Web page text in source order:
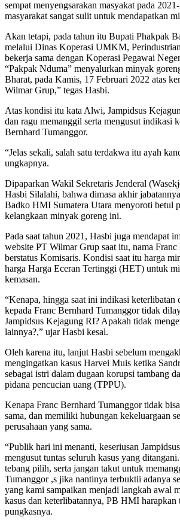
sempat menyengsarakan masyakat pada
masyarakat sangat sulit untuk mendapatkan
Akan tetapi, pada tahun itu Bupati Phakpak
melalui Dinas Koperasi UMKM,
bekerja sama dengan Koperasi Pegawai
“Pakpak Nduma” menyalurkan minyak
Bharat, pada Kamis, 17 Februari 2022 atas
Wilmar Grup,” tegas Hasbi.
Atas kondisi itu kata Alwi, Jampidsus
dan ragu memanggil serta mengusut indikasi
Bernhard Tumanggor.
“Jelas sekali, salah satu terdakwa itu ayah
ungkapnya.
Dipaparkan Wakil Sekretaris Jenderal
Hasbi Silalahi, bahwa dimasa akhir
Badko HMI Sumatera Utara menyoroti betul
kelangkaan minyak goreng ini.
Pada saat tahun 2021, Hasbi juga mendapat
website PT Wilmar Grup saat itu, nama
berstatus Komisaris. Kondisi saat itu harga
harga Harga Eceran Tertinggi (HET) untuk
kemasan.
“Kenapa, hingga saat ini indikasi keterlibatan
kepada Franc Bernhard Tumanggor tidak
Jampidsus Kejagung RI? Apakah tidak
lainnya?,” ujar Hasbi kesal.
Oleh karena itu, lanjut Hasbi sebelum
mengingatkan kasus Harvei Muis ketika
sebagai istri dalam dugaan korupsi tambang
pidana pencucian uang (TPPU).
Kenapa Franc Bernhard Tumanggor tidak
sama, dan memiliki hubungan kekeluargaan
perusahaan yang sama.
“Publik hari ini menanti, keseriusan
mengusut tuntas seluruh kasus yang
tebang pilih, serta jangan takut untuk
Tumanggor ,s jika nantinya terbuktii adanya
yang kami sampaikan menjadi langkah awal
kasus dan keterlibatannya, PB HMI harapkan
pungkasnya.